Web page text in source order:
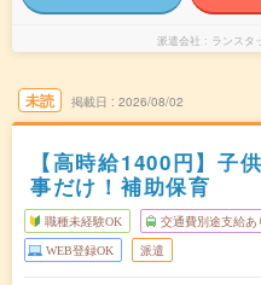
派遣会社 ランスタ
未読 掲載日 2026/08/02
【高時給1400円】子
事だけ！補助保育
職種未経験OK 交通費別途支給あ
WEB登録OK 派遣